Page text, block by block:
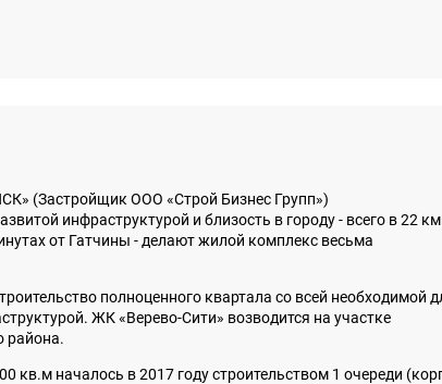
(Застройщик ООО «Строй Бизнес Групп»)
инфраструктурой и близость в городу - всего в 22
от Гатчины - делают жилой комплекс весьма
полноценного квартала со всей необходимой
ЖК «Верево-Сити» возводится на участке
района.
началось в 2017 году строительством 1 очереди